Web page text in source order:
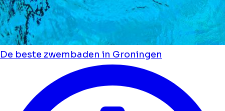
De beste zwembaden in Groningen